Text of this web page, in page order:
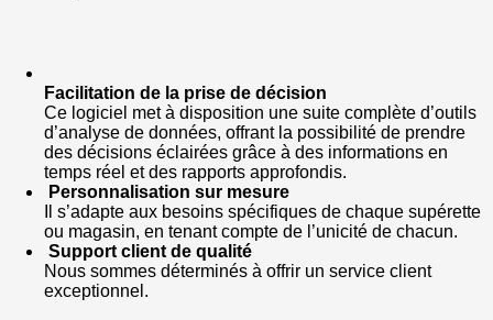
Facilitation de la prise de décision
Ce logiciel met à disposition une suite complète d’outils
d’analyse de données, offrant la possibilité de prendre
des décisions éclairées grâce à des informations en
temps réel et des rapports approfondis.
Personnalisation sur mesure
Il s’adapte aux besoins spécifiques de chaque supérette
ou magasin, en tenant compte de l’unicité de chacun.
Support client de qualité
Nous sommes déterminés à offrir un service client
exceptionnel.